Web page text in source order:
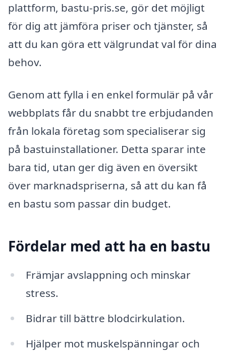
plattform, bastu-pris.se, gör det möjligt
för dig att jämföra priser och tjänster, så
att du kan göra ett välgrundat val för dina
behov.
Genom att fylla i en enkel formulär på vår
webbplats får du snabbt tre erbjudanden
från lokala företag som specialiserar sig
på bastuinstallationer. Detta sparar inte
bara tid, utan ger dig även en översikt
över marknadspriserna, så att du kan få
en bastu som passar din budget.
Fördelar med att ha en bastu
Främjar avslappning och minskar
stress.
Bidrar till bättre blodcirkulation.
Hjälper mot muskelspänningar och